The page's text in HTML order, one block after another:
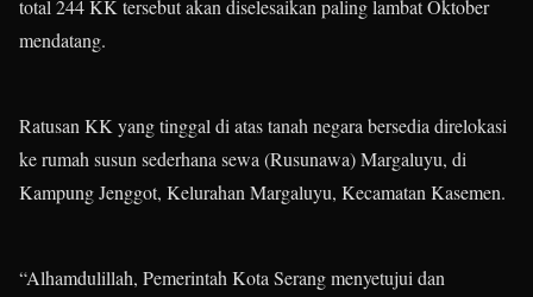
total 244 KK tersebut akan diselesaikan paling lambat Oktober
mendatang.
Ratusan KK yang tinggal di atas tanah negara bersedia direlokasi
ke rumah susun sederhana sewa (Rusunawa) Margaluyu, di
Kampung Jenggot, Kelurahan Margaluyu, Kecamatan Kasemen.
“Alhamdulillah, Pemerintah Kota Serang menyetujui dan